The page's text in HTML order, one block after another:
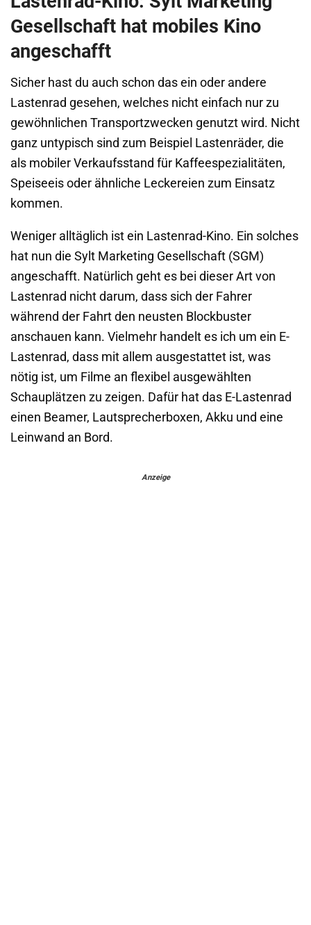
Gesellschaft hat mobiles Kino
angeschafft
Sicher hast du auch schon das ein oder andere
Lastenrad gesehen, welches nicht einfach nur zu
gewöhnlichen Transportzwecken genutzt wird. Nicht
ganz untypisch sind zum Beispiel Lastenräder, die
als mobiler Verkaufsstand für Kaffeespezialitäten,
Speiseeis oder ähnliche Leckereien zum Einsatz
kommen.
Weniger alltäglich ist ein Lastenrad-Kino. Ein solches
hat nun die Sylt Marketing Gesellschaft (SGM)
angeschafft. Natürlich geht es bei dieser Art von
Lastenrad nicht darum, dass sich der Fahrer
während der Fahrt den neusten Blockbuster
anschauen kann. Vielmehr handelt es ich um ein E-
Lastenrad, dass mit allem ausgestattet ist, was
nötig ist, um Filme an flexibel ausgewählten
Schauplätzen zu zeigen. Dafür hat das E-Lastenrad
einen Beamer, Lautsprecherboxen, Akku und eine
Leinwand an Bord.
Anzeige